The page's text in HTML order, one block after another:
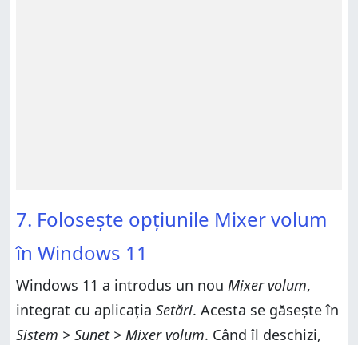
7. Folosește opțiunile Mixer volum
în Windows 11
Windows 11 a introdus un nou Mixer volum,
integrat cu aplicația Setări. Acesta se găsește în
Sistem > Sunet > Mixer volum. Când îl deschizi,